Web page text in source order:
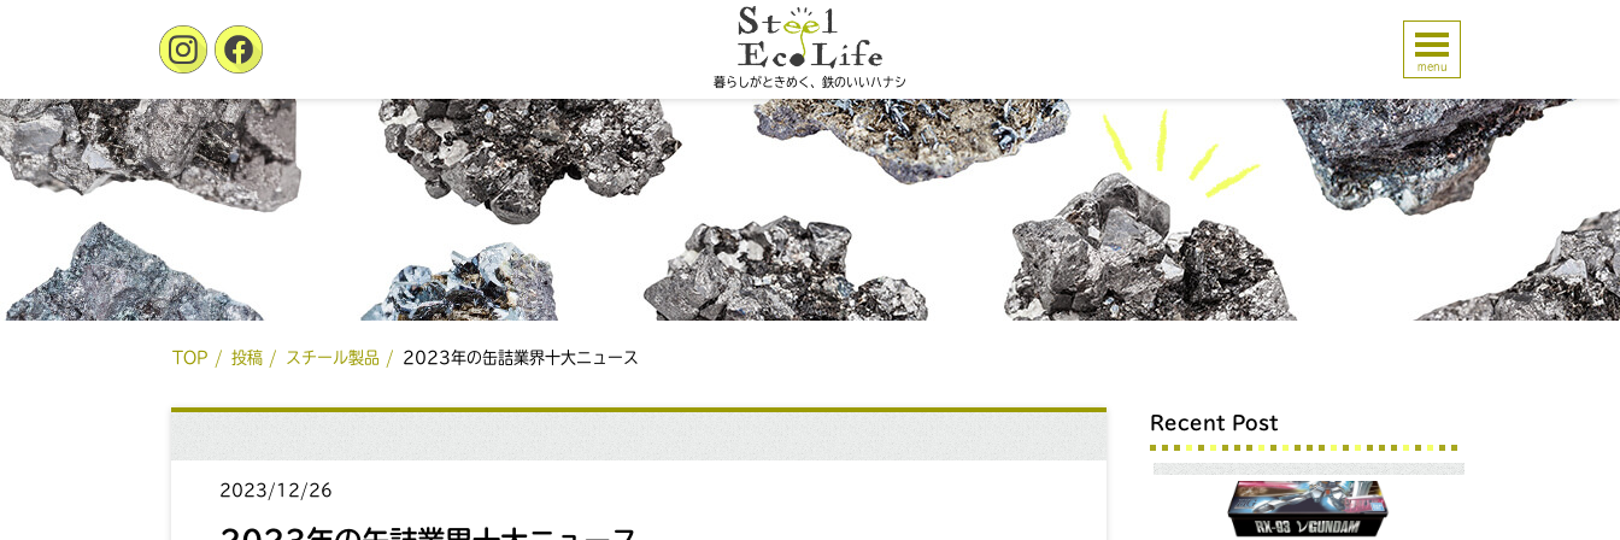
暮らしがときめく、鉄のいいハナシ
menu
TOP 投稿 スチール製品 2023年の缶詰業界十大ニュース
2023/12/26
Recent Post